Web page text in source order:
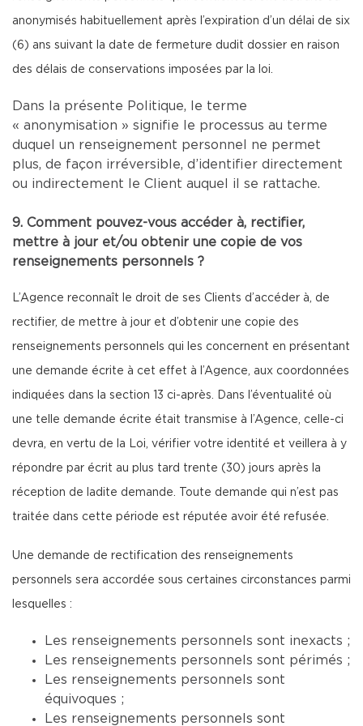
anonymisés habituellement après l’expiration d’un délai de six
(6) ans suivant la date de fermeture dudit dossier en raison
des délais de conservations imposées par la loi.
Dans la présente Politique, le terme
« anonymisation » signifie le processus au terme
duquel un renseignement personnel ne permet
plus, de façon irréversible, d’identifier directement
ou indirectement le Client auquel il se rattache.
9. Comment pouvez-vous accéder à, rectifier,
mettre à jour et/ou obtenir une copie de vos
renseignements personnels ?
L’Agence reconnaît le droit de ses Clients d’accéder à, de
rectifier, de mettre à jour et d’obtenir une copie des
renseignements personnels qui les concernent en présentant
une demande écrite à cet effet à l’Agence, aux coordonnées
indiquées dans la section 13 ci-après. Dans l’éventualité où
une telle demande écrite était transmise à l’Agence, celle-ci
devra, en vertu de la Loi, vérifier votre identité et veillera à y
répondre par écrit au plus tard trente (30) jours après la
réception de ladite demande. Toute demande qui n’est pas
traitée dans cette période est réputée avoir été refusée.
Une demande de rectification des renseignements
personnels sera accordée sous certaines circonstances parmi
lesquelles :
Les renseignements personnels sont inexacts ;
Les renseignements personnels sont périmés ;
Les renseignements personnels sont
équivoques ;
Les renseignements personnels sont